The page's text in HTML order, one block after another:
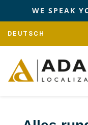
WE SPEAK